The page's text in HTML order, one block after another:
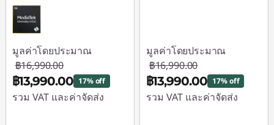
มูลค่าโดยประมาณ
฿16,990.00
฿13,990.00 17% off
รวม VAT และค่าจัดส่ง
มูลค่าโดยประมาณ
฿16,990.00
฿13,990.00 17% off
รวม VAT และค่าจัดส่ง